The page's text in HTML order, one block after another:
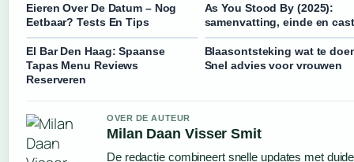
Eieren Over De Datum – Nog
Eetbaar? Tests En Tips
As You Stood By (2025):
samenvatting, einde en cast
El Bar Den Haag: Spaanse
Tapas Menu Reviews
Reserveren
Blaasontsteking wat te
Snel advies voor vrouwen
OVER DE AUTEUR
Milan Daan Visser Smit
De redactie combineert snelle updates met